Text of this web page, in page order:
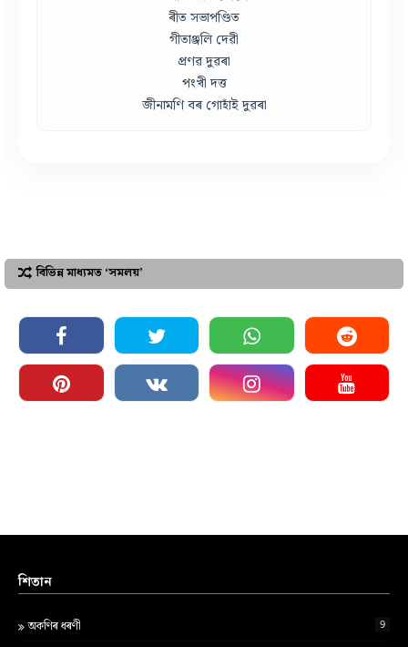
ৰীত সভাপণ্ডিত
গীতাঞ্জলি দেৱী
প্ৰণৱ দুৱৰা
পংখী দত্ত
জীনামণি বৰ গোহাঁই দুৱৰা
বিভিন্ন মাধ্যমত ‘সমলয়’
শিতান
অকণিৰ ধৰণী 9